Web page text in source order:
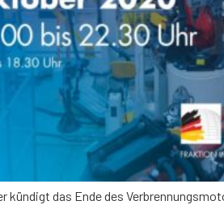
kündigt das Ende des